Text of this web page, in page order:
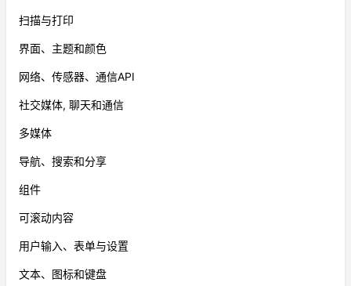
扫描与打印
界面、主题和颜色
网络、传感器、通信API
社交媒体, 聊天和通信
多媒体
导航、搜索和分享
组件
可滚动内容
用户输入、表单与设置
文本、图标和键盘